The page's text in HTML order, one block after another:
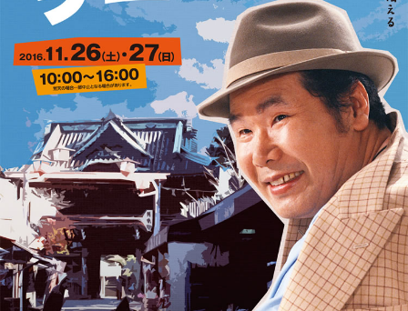
このページの先頭へ
江戸川区時間 江東区時間 葛飾区時間
表示：PC|モバイル
© 2013 art blue Inc.